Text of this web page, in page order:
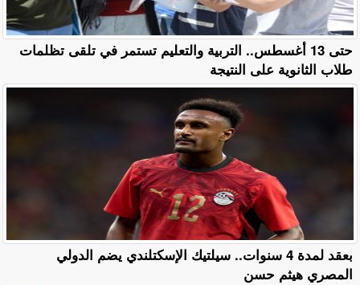
حتى 13 أغسطس.. التربية والتعليم تستمر في تلقى تظلمات
طلاب الثانوية على النتيجة
بعقد لمدة 4 سنوات.. سيلتيك الإسكتلندي يضم الدولي
المصري هيثم حسن